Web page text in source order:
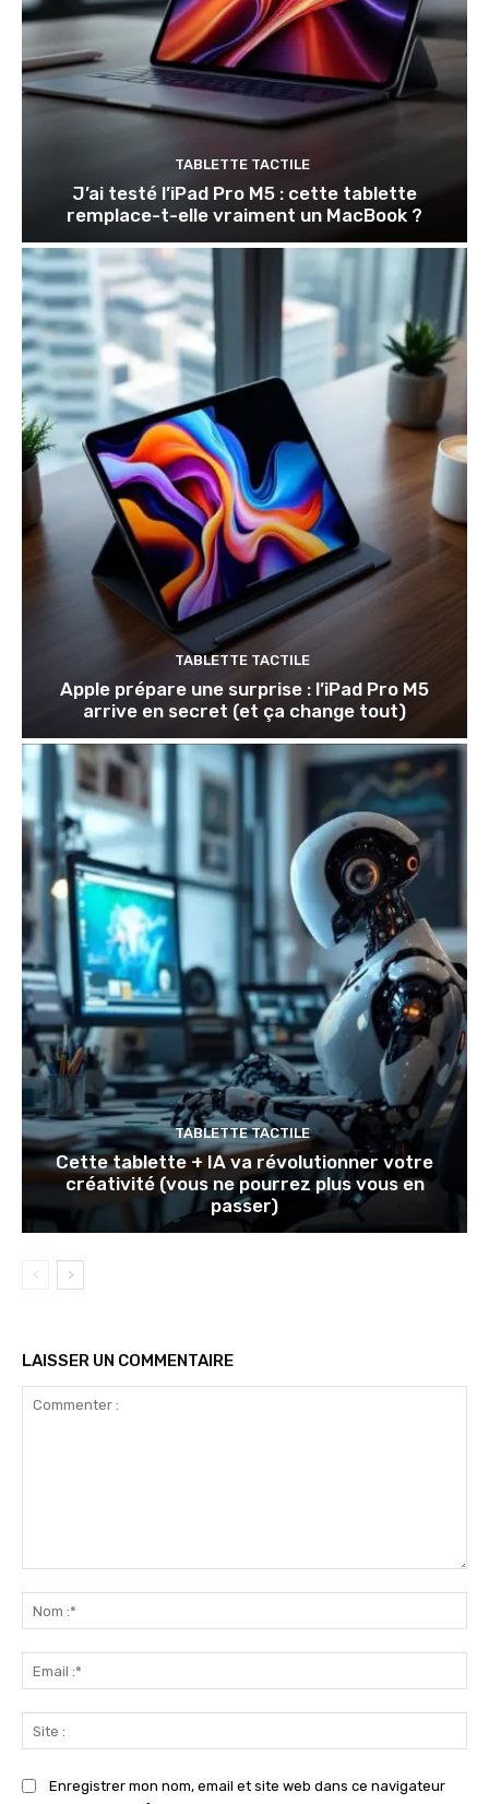
TABLETTE TACTILE
J’ai testé l’iPad Pro M5 : cette tablette
remplace-t-elle vraiment un MacBook ?
TABLETTE TACTILE
Apple prépare une surprise : l’iPad Pro M5
arrive en secret (et ça change tout)
TABLETTE TACTILE
Cette tablette + IA va révolutionner votre
créativité (vous ne pourrez plus vous en
passer)
LAISSER UN COMMENTAIRE
:*
:*
:
Enregistrer mon nom, email et site web dans ce navigateur